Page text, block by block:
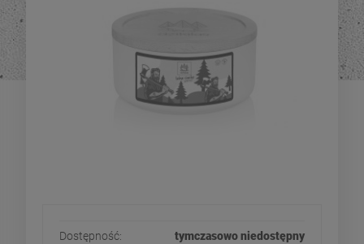
Dostępność: tymczasowo niedostępny